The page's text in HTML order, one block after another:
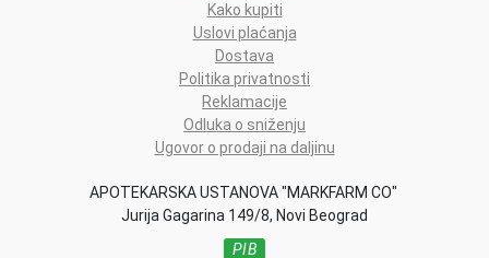
Kako kupiti
Uslovi plaćanja
Dostava
Politika privatnosti
Reklamacije
Odluka o sniženju
Ugovor o prodaji na daljinu
APOTEKARSKA USTANOVA "MARKFARM CO"
Jurija Gagarina 149/8, Novi Beograd
PIB